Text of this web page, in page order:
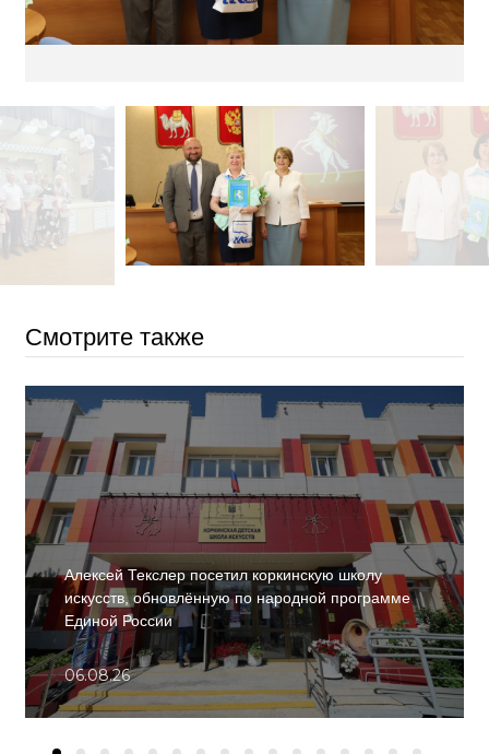
Смотрите также
Алексей Текслер посетил коркинскую школу
искусств, обновлённую по народной программе
Единой России
06.08.26